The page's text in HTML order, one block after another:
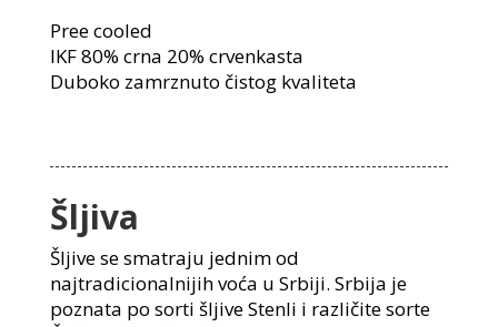
Pree cooled
IKF 80% crna 20% crvenkasta
Duboko zamrznuto čistog kvaliteta
Šljiva
Šljive se smatraju jednim od
najtradicionalnijih voća u Srbiji. Srbija je
poznata po sorti šljive Stenli i različite sorte